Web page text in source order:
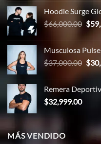
era:
Hoodie Surge
$66,000.00 El
era:
$
Musculosa
$37,000.00 El
era:
$
Remera
$32,999.00
MÁS VENDIDO